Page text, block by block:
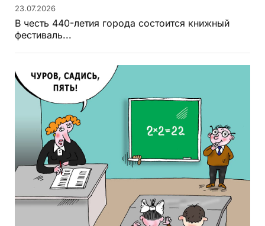
23.07.2026
В честь 440-летия города состоится книжный
фестиваль...